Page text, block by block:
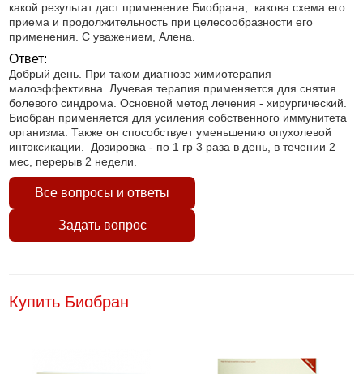
какой результат даст применение Биобрана, какова схема его
приема и продолжительность при целесообразности его
применения. С уважением, Алена.
Ответ:
Добрый день. При таком диагнозе химиотерапия
малоэффективна. Лучевая терапия применяется для снятия
болевого синдрома. Основной метод лечения - хирургический.
Биобран применяется для усиления собственного иммунитета
организма. Также он способствует уменьшению опухолевой
интоксикации. Дозировка - по 1 гр 3 раза в день, в течении 2
мес, перерыв 2 недели.
Все вопросы и ответы
Задать вопрос
Купить Биобран